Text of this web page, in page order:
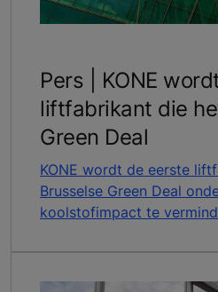
Pers | KONE
liftfabrikant die
Green Deal
KONE wordt de eerste
Brusselse Green Deal
koolstofimpact te